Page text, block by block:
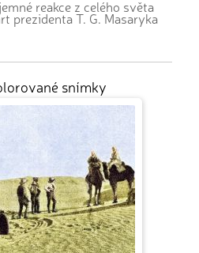
reakce z celého světa
prezidenta T. G. Masaryka
snímky